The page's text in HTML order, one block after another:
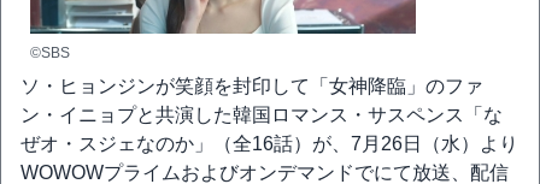
©SBS
ソ・ヒョンジンが笑顔を封印して「女神降臨」のファ
ン・イニョプと共演した韓国ロマンス・サスペンス「な
ぜオ・スジェなのか」（全16話）が、7月26日（水）より
WOWOWプライムおよびオンデマンドでにて放送、配信